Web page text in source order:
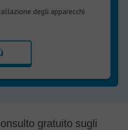
degli apparecchi
gratuito sugli